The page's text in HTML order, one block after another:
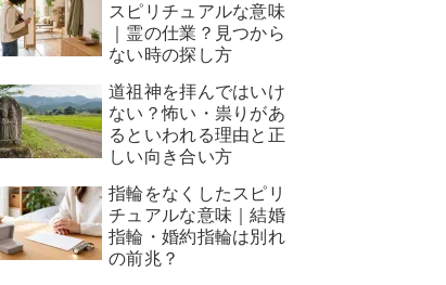
スピリチュアルな意味
｜霊の仕業？見つから
ない時の探し方
道祖神を拝んではいけ
ない？怖い・祟りがあ
るといわれる理由と正
しい向き合い方
指輪をなくしたスピリ
チュアルな意味｜結婚
指輪・婚約指輪は別れ
の前兆？